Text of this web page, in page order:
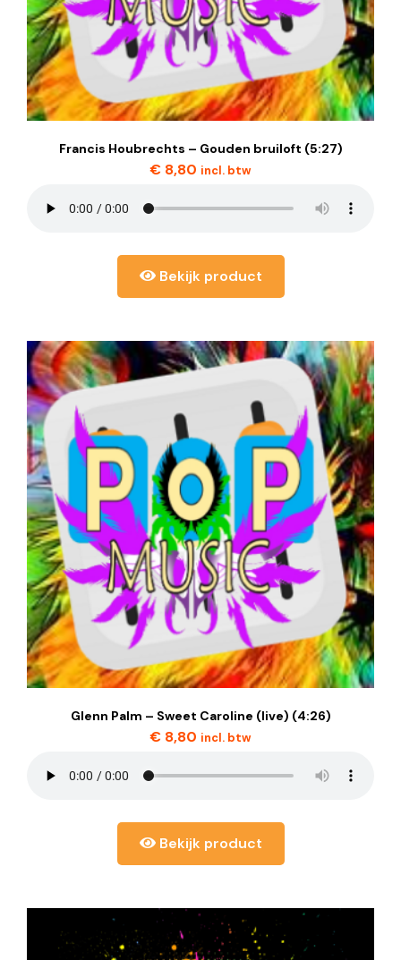
Francis Houbrechts – Gouden bruiloft (5:27)
€ 8,80 incl. btw
Bekijk product
Glenn Palm – Sweet Caroline (live) (4:26)
€ 8,80 incl. btw
Bekijk product